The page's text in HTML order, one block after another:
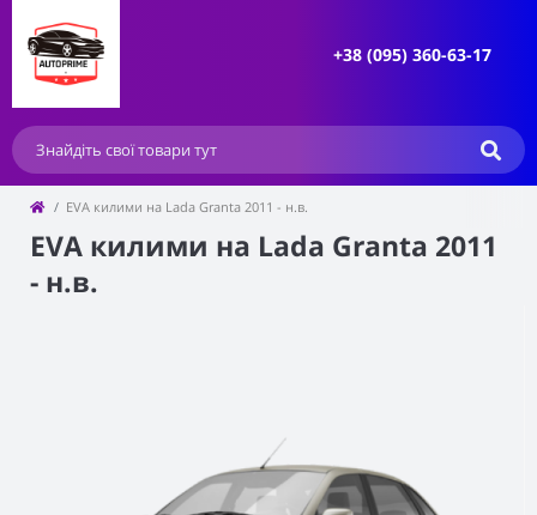
+38 (095) 360-63-17
EVA килими на Lada Granta 2011 - н.в.
EVA килими на Lada Granta 2011
- н.в.